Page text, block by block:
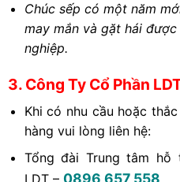
Chúc sếp có một năm
may mắn và gặt hái
nghiệp.
3. Công Ty Cổ Phần
Khi có nhu cầu hoặc
hàng vui lòng liên hệ:
Tổng đài Trung tâm hỗ
0896 657 558